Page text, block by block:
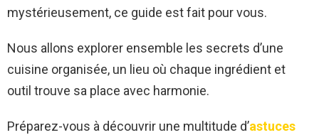
mystérieusement, ce guide est fait pour vous.
Nous allons explorer ensemble les secrets d’une
cuisine organisée, un lieu où chaque ingrédient et
outil trouve sa place avec harmonie.
Préparez-vous à découvrir une multitude d’astuces